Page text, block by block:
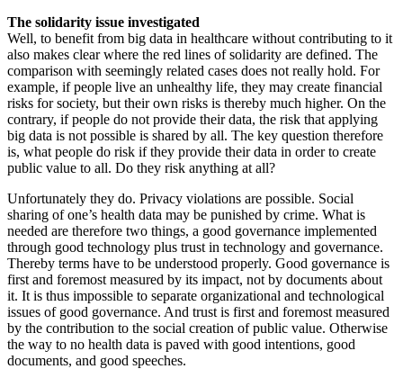
The solidarity issue investigated
Well, to benefit from big data in healthcare without contributing to it
also makes clear where the red lines of solidarity are defined. The
comparison with seemingly related cases does not really hold. For
example, if people live an unhealthy life, they may create financial
risks for society, but their own risks is thereby much higher. On the
contrary, if people do not provide their data, the risk that applying
big data is not possible is shared by all. The key question therefore
is, what people do risk if they provide their data in order to create
public value to all. Do they risk anything at all?
Unfortunately they do. Privacy violations are possible. Social
sharing of one’s health data may be punished by crime. What is
needed are therefore two things, a good governance implemented
through good technology plus trust in technology and governance.
Thereby terms have to be understood properly. Good governance is
first and foremost measured by its impact, not by documents about
it. It is thus impossible to separate organizational and technological
issues of good governance. And trust is first and foremost measured
by the contribution to the social creation of public value. Otherwise
the way to no health data is paved with good intentions, good
documents, and good speeches.